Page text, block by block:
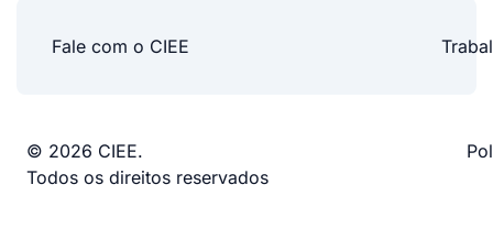
Fale com o CIEE
© 2026 CIEE.
Todos os direitos reservados